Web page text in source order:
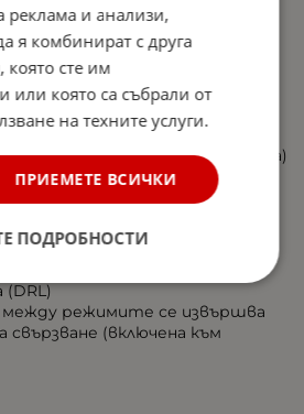
300W (3W на диод)
12V – 24V
6500K (студено бяла)
режимите се извършва
свързване (включена към
реклама и анализи,
я комбинират с друга
сте им
или която са събрали от
на техните услуги.
ПРИЕМЕТЕ ВСИЧКИ
ПОДРОБНОСТИ